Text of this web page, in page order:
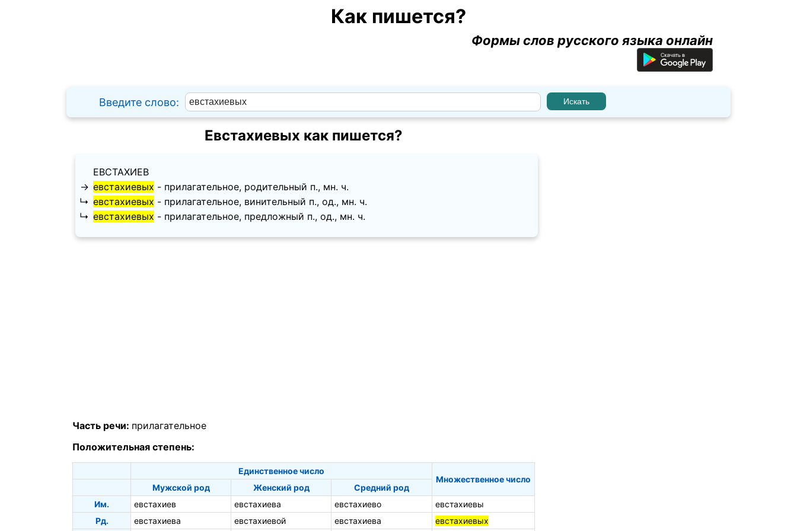
Как пишется?
Формы слов русского языка онлайн
Введите слово:
Евстахиевых как пишется?
ЕВСТАХИЕВ
→ евстахиевых - прилагательное, родительный п., мн. ч.
↳ евстахиевых - прилагательное, винительный п., од., мн. ч.
↳ евстахиевых - прилагательное, предложный п., од., мн. ч.
Часть речи: прилагательное
Положительная степень:
Единственное число
Множественное число
Мужской род
Женский род
Средний род
Им.
евстахиев евстахиева евстахиево
евстахиевы
Рд.
евстахиева евстахиевой евстахиева евстахиевых